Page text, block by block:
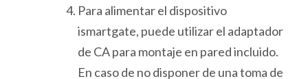
Para alimentar el dispositivo
ismartgate, puede utilizar el adaptador
de CA para montaje en pared incluido.
En caso de no disponer de una toma de